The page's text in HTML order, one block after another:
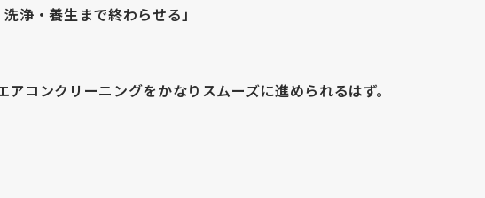
浄・養生まで終わらせる」
アコンクリーニングをかなりスムーズに進められるはず。